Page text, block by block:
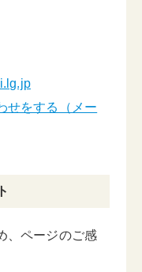
せをする（メー
、ページのご感